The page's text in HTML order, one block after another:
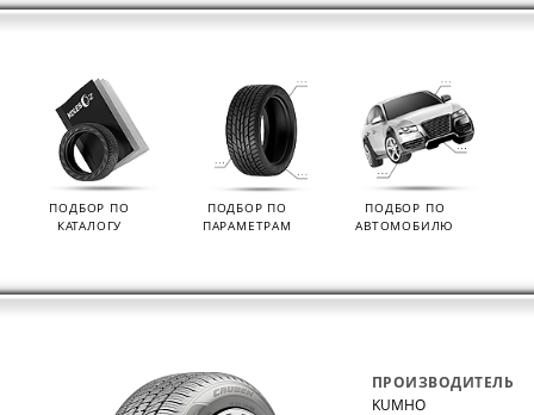
ПОДБОР ПО
КАТАЛОГУ
ПОДБОР ПО
ПАРАМЕТРАМ
ПОДБОР ПО
АВТОМОБИЛЮ
ПРОИЗВОДИТЕЛЬ
KUMHO